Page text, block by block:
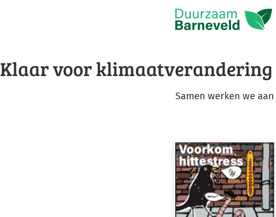
Klaar voor klimaatverandering
Samen werken we